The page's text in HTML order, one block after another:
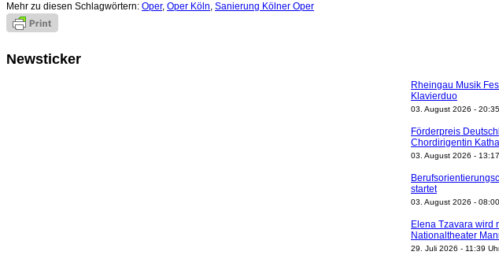
Mehr zu diesen Schlagwörtern: Oper, Oper Köln, Sanierung Kölner Oper
Newsticker
Rheingau Musik
Klavierduo
03. August 2026 -
Förderpreis
Chordirigentin
03. August 2026 -
startet
03. August 2026 -
Elena Tzavara wird
Nationaltheater
29. Juli 2026 - 11:39